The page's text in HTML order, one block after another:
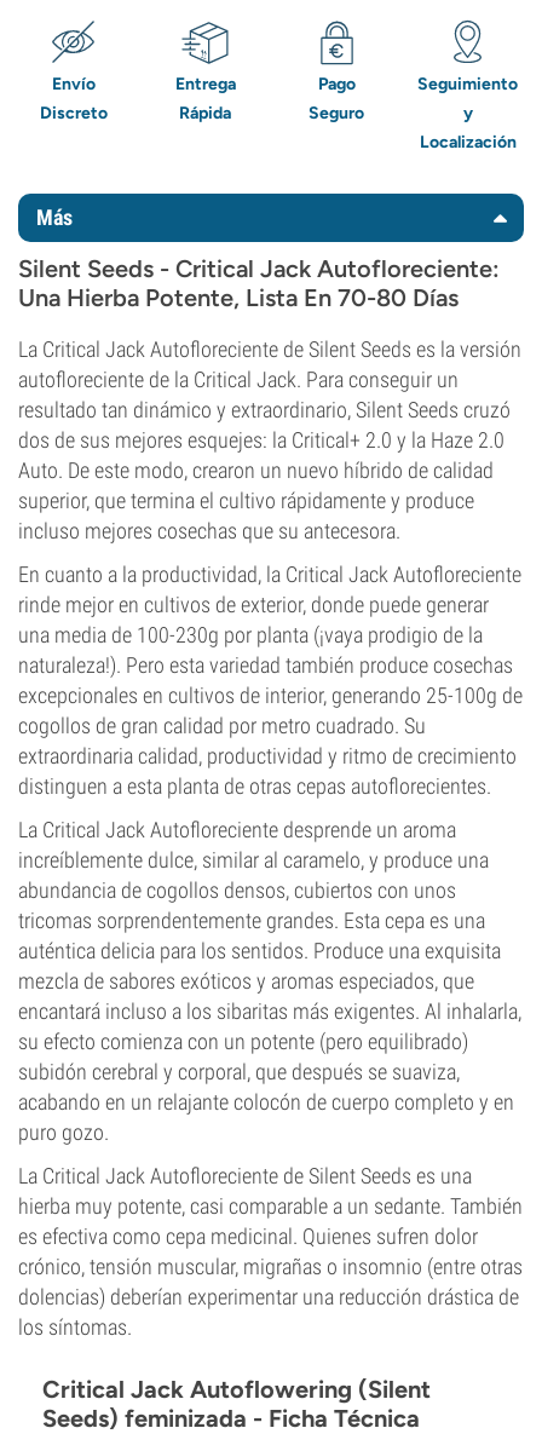
Envío
Discreto
Entrega
Rápida
Pago
Seguro
Seguimiento
y
Localización
Más
Silent Seeds - Critical Jack Autofloreciente:
Una Hierba Potente, Lista En 70-80 Días
La Critical Jack Autofloreciente de Silent Seeds es la versión
autofloreciente de la Critical Jack. Para conseguir un
resultado tan dinámico y extraordinario, Silent Seeds cruzó
dos de sus mejores esquejes: la Critical+ 2.0 y la Haze 2.0
Auto. De este modo, crearon un nuevo híbrido de calidad
superior, que termina el cultivo rápidamente y produce
incluso mejores cosechas que su antecesora.
En cuanto a la productividad, la Critical Jack Autofloreciente
rinde mejor en cultivos de exterior, donde puede generar
una media de 100-230g por planta (¡vaya prodigio de la
naturaleza!). Pero esta variedad también produce cosechas
excepcionales en cultivos de interior, generando 25-100g de
cogollos de gran calidad por metro cuadrado. Su
extraordinaria calidad, productividad y ritmo de crecimiento
distinguen a esta planta de otras cepas autoflorecientes.
La Critical Jack Autofloreciente desprende un aroma
increíblemente dulce, similar al caramelo, y produce una
abundancia de cogollos densos, cubiertos con unos
tricomas sorprendentemente grandes. Esta cepa es una
auténtica delicia para los sentidos. Produce una exquisita
mezcla de sabores exóticos y aromas especiados, que
encantará incluso a los sibaritas más exigentes. Al inhalarla,
su efecto comienza con un potente (pero equilibrado)
subidón cerebral y corporal, que después se suaviza,
acabando en un relajante colocón de cuerpo completo y en
puro gozo.
La Critical Jack Autofloreciente de Silent Seeds es una
hierba muy potente, casi comparable a un sedante. También
es efectiva como cepa medicinal. Quienes sufren dolor
crónico, tensión muscular, migrañas o insomnio (entre otras
dolencias) deberían experimentar una reducción drástica de
los síntomas.
Critical Jack Autoflowering (Silent
Seeds) feminizada - Ficha Técnica